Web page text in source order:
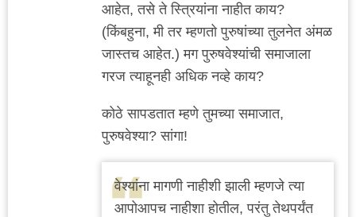
आहेत, तसे ते स्त्रियांना नाहीत काय?
(किंबहुना, मी तर म्हणतो पुरुषांच्या तुलनेत अंमळ
जास्तच आहेत.) मग पुरुषवेश्यांची समाजाला
गरज त्याहूनही अधिक नव्हे काय?
कोठे सापडतात म्हणे तुमच्या समाजात,
पुरुषवेश्या? सांगा!
वेश्यांना मागणी नाहीशी झाली म्हणजे त्या
आपोआपच नाहीशा होतील, परंतु तेथपर्यंत